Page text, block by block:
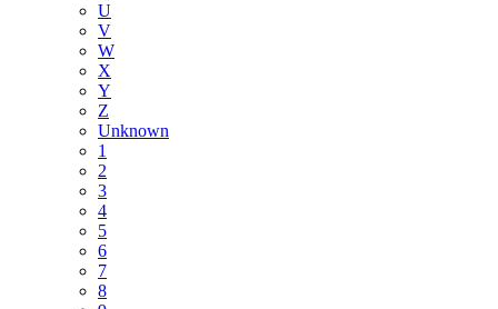
U
V
W
X
Y
Z
Unknown
1
2
3
4
5
6
7
8